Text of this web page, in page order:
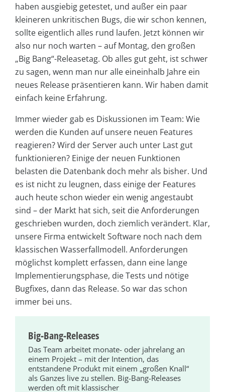
haben ausgiebig getestet, und außer ein paar
kleineren unkritischen Bugs, die wir schon kennen,
sollte eigentlich alles rund laufen. Jetzt können wir
also nur noch warten – auf Montag, den großen
„Big Bang“-Releasetag. Ob alles gut geht, ist schwer
zu sagen, wenn man nur alle eineinhalb Jahre ein
neues Release präsentieren kann. Wir haben damit
einfach keine Erfahrung.
Immer wieder gab es Diskussionen im Team: Wie
werden die Kunden auf unsere neuen Features
reagieren? Wird der Server auch unter Last gut
funktionieren? Einige der neuen Funktionen
belasten die Datenbank doch mehr als bisher. Und
es ist nicht zu leugnen, dass einige der Features
auch heute schon wieder ein wenig angestaubt
sind – der Markt hat sich, seit die Anforderungen
geschrieben wurden, doch ziemlich verändert. Klar,
unsere Firma entwickelt Software noch nach dem
klassischen Wasserfallmodell. Anforderungen
möglichst komplett erfassen, dann eine lange
Implementierungsphase, die Tests und nötige
Bugfixes, dann das Release. So war das schon
immer bei uns.
Big-Bang-Releases
Das Team arbeitet monate- oder jahrelang an
einem Projekt – mit der Intention, das
entstandene Produkt mit einem „großen Knall“
als Ganzes live zu stellen. Big-Bang-Releases
werden oft mit klassischer